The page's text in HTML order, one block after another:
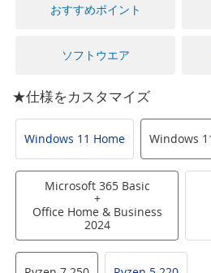
おすすめポイント
ソフトウエア
★仕様をカスタマイズ
Windows 11 Home Windows
Microsoft 365 Basic
+
Office Home & Business
2024